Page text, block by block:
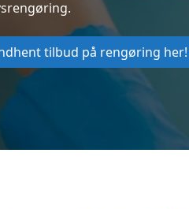
tilbud på rengøring her!